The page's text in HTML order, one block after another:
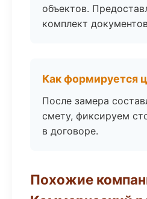
объектов.
комплект
Как формируется
После замера
смету, фиксируем
в договоре.
Похожие